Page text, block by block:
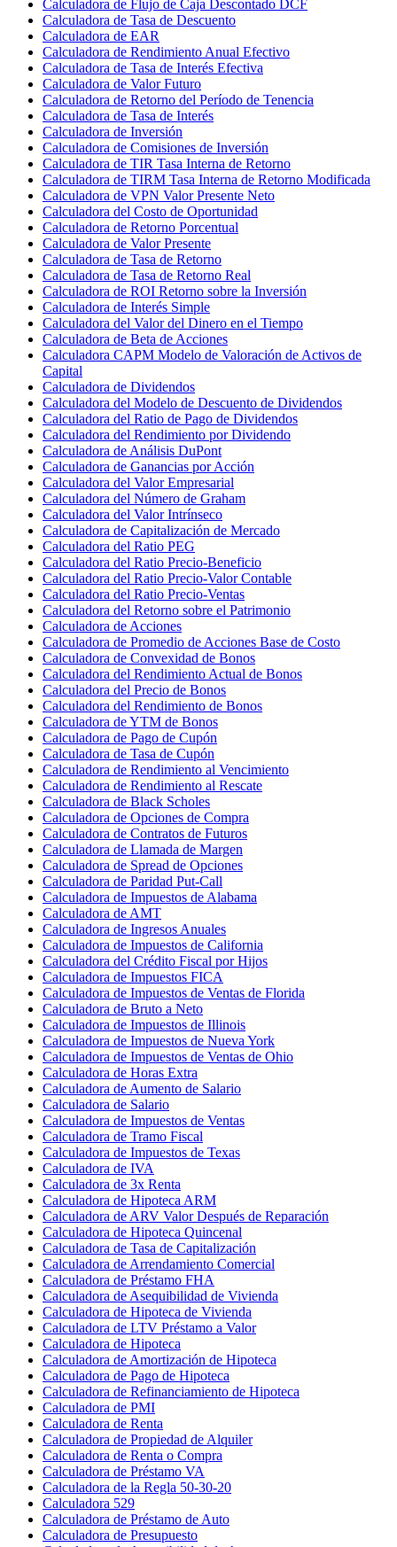
Calculadora de Flujo de Caja Descontado DCF
Calculadora de Tasa de Descuento
Calculadora de EAR
Calculadora de Rendimiento Anual Efectivo
Calculadora de Tasa de Interés Efectiva
Calculadora de Valor Futuro
Calculadora de Retorno del Período de Tenencia
Calculadora de Tasa de Interés
Calculadora de Inversión
Calculadora de Comisiones de Inversión
Calculadora de TIR Tasa Interna de Retorno
Calculadora de TIRM Tasa Interna de Retorno Modificada
Calculadora de VPN Valor Presente Neto
Calculadora del Costo de Oportunidad
Calculadora de Retorno Porcentual
Calculadora de Valor Presente
Calculadora de Tasa de Retorno
Calculadora de Tasa de Retorno Real
Calculadora de ROI Retorno sobre la Inversión
Calculadora de Interés Simple
Calculadora del Valor del Dinero en el Tiempo
Calculadora de Beta de Acciones
Calculadora CAPM Modelo de Valoración de Activos de
Capital
Calculadora de Dividendos
Calculadora del Modelo de Descuento de Dividendos
Calculadora del Ratio de Pago de Dividendos
Calculadora del Rendimiento por Dividendo
Calculadora de Análisis DuPont
Calculadora de Ganancias por Acción
Calculadora del Valor Empresarial
Calculadora del Número de Graham
Calculadora del Valor Intrínseco
Calculadora de Capitalización de Mercado
Calculadora del Ratio PEG
Calculadora del Ratio Precio-Beneficio
Calculadora del Ratio Precio-Valor Contable
Calculadora del Ratio Precio-Ventas
Calculadora del Retorno sobre el Patrimonio
Calculadora de Acciones
Calculadora de Promedio de Acciones Base de Costo
Calculadora de Convexidad de Bonos
Calculadora del Rendimiento Actual de Bonos
Calculadora del Precio de Bonos
Calculadora del Rendimiento de Bonos
Calculadora de YTM de Bonos
Calculadora de Pago de Cupón
Calculadora de Tasa de Cupón
Calculadora de Rendimiento al Vencimiento
Calculadora de Rendimiento al Rescate
Calculadora de Black Scholes
Calculadora de Opciones de Compra
Calculadora de Contratos de Futuros
Calculadora de Llamada de Margen
Calculadora de Spread de Opciones
Calculadora de Paridad Put-Call
Calculadora de Impuestos de Alabama
Calculadora de AMT
Calculadora de Ingresos Anuales
Calculadora de Impuestos de California
Calculadora del Crédito Fiscal por Hijos
Calculadora de Impuestos FICA
Calculadora de Impuestos de Ventas de Florida
Calculadora de Bruto a Neto
Calculadora de Impuestos de Illinois
Calculadora de Impuestos de Nueva York
Calculadora de Impuestos de Ventas de Ohio
Calculadora de Horas Extra
Calculadora de Aumento de Salario
Calculadora de Salario
Calculadora de Impuestos de Ventas
Calculadora de Tramo Fiscal
Calculadora de Impuestos de Texas
Calculadora de IVA
Calculadora de 3x Renta
Calculadora de Hipoteca ARM
Calculadora de ARV Valor Después de Reparación
Calculadora de Hipoteca Quincenal
Calculadora de Tasa de Capitalización
Calculadora de Arrendamiento Comercial
Calculadora de Préstamo FHA
Calculadora de Asequibilidad de Vivienda
Calculadora de Hipoteca de Vivienda
Calculadora de LTV Préstamo a Valor
Calculadora de Hipoteca
Calculadora de Amortización de Hipoteca
Calculadora de Pago de Hipoteca
Calculadora de Refinanciamiento de Hipoteca
Calculadora de PMI
Calculadora de Renta
Calculadora de Propiedad de Alquiler
Calculadora de Renta o Compra
Calculadora de Préstamo VA
Calculadora de la Regla 50-30-20
Calculadora 529
Calculadora de Préstamo de Auto
Calculadora de Presupuesto